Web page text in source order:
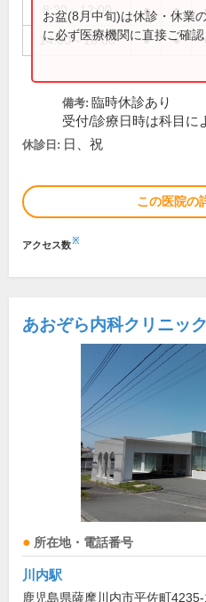
8:30～12:00 ● ●
14:00～18:00 ● ●
お盆(8月中旬)は休診・休業
に必ず医療機関に直接ご確認
備考: 臨時休診あり
受付/診療日時は科目に
休診日: 日、祝
この医院の
アクセス数※
あおぞら内科クリニック
所在地・電話番号
川内駅
鹿児島県薩摩川内市平佐町4235-